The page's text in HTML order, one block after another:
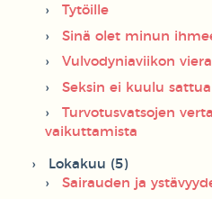
Tytöille
Sinä olet minun
Vulvodyniaviikon
Seksin ei kuulu sattua
Turvotusvatsojen
vaikuttamista
Lokakuu (5)
Sairauden ja